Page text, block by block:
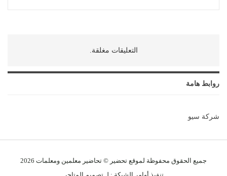
التعليقات مغلقة.
روابط هامة
شركة سيو
جميع الحقوق محفوظة لموقع تحضير © تحاضير معلمين ومعلمات